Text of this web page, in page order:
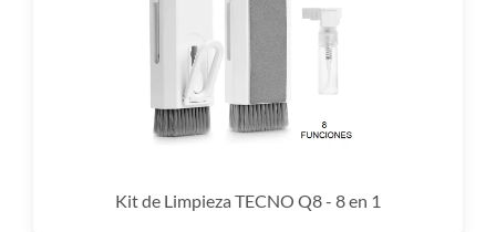
Kit de Limpieza TECNO Q8 - 8 en 1